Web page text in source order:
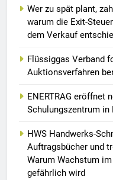
Wer zu spät plant,
warum die Exit-
dem Verkauf
Flüssiggas Verband
Auktionsverfahren
ENERTRAG eröffnet
Schulungszentrum in
HWS Handwerks-
Auftragsbücher und
Warum Wachstum
gefährlich wird